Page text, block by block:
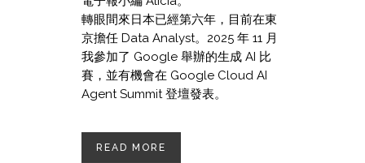
轉眼間來日本已經第六年，目前在東
京擔任 Data Analyst。2025 年 11 月
我參加了 Google 舉辦的生成 AI 比
賽，並有機會在 Google Cloud AI
Agent Summit 登壇發表。
READ MORE